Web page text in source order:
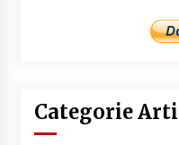
Categorie